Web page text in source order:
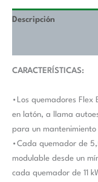
Descripción
CARACTERÍSTICAS:
•Los quemadores
en latón, a llama
para un
•Cada quemador de
modulable desde un
cada quemador de 11